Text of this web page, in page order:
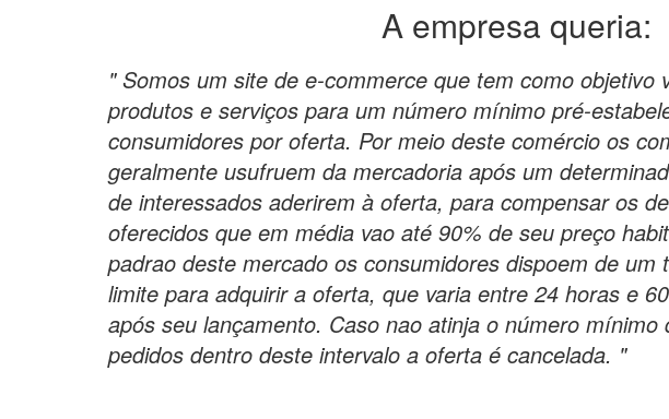
A empresa queria:
" Somos um site de e-commerce que tem como objetivo
produtos e serviços para um número mínimo pré-
consumidores por oferta. Por meio deste comércio os
geralmente usufruem da mercadoria após um
de interessados aderirem à oferta, para compensar os
oferecidos que em média vao até 90% de seu preço
padrao deste mercado os consumidores dispoem de um
limite para adquirir a oferta, que varia entre 24 horas e
após seu lançamento. Caso nao atinja o número mínimo
pedidos dentro deste intervalo a oferta é cancelada. "